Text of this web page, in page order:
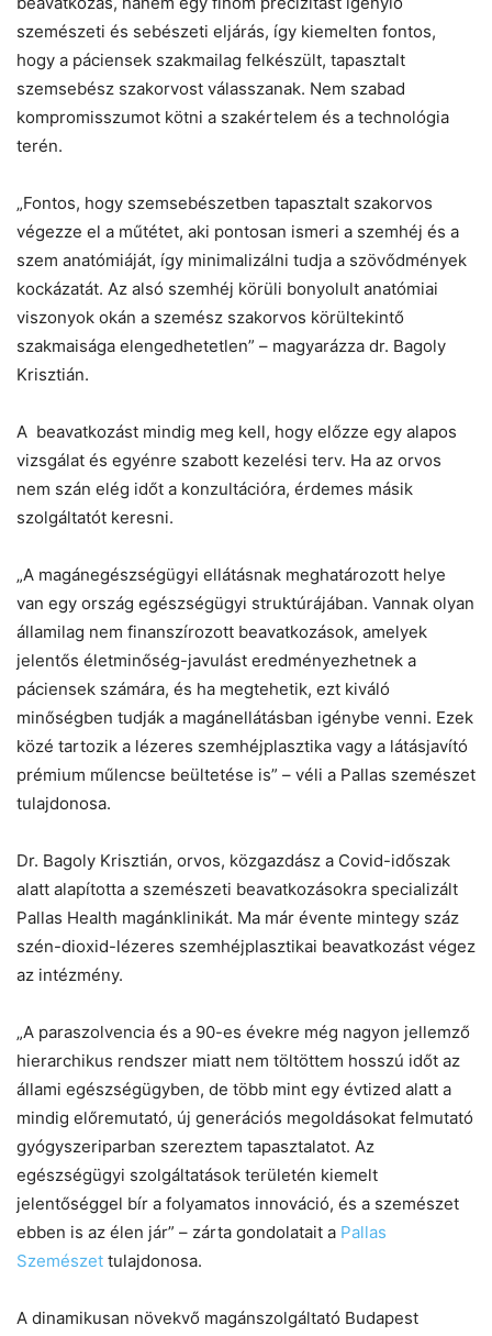
szemészeti és sebészeti eljárás, így kiemelten fontos,
hogy a páciensek szakmailag felkészült, tapasztalt
szemsebész szakorvost válasszanak. Nem szabad
kompromisszumot kötni a szakértelem és a technológia
terén.
„Fontos, hogy szemsebészetben tapasztalt szakorvos
végezze el a műtétet, aki pontosan ismeri a szemhéj és a
szem anatómiáját, így minimalizálni tudja a szövődmények
kockázatát. Az alsó szemhéj körüli bonyolult anatómiai
viszonyok okán a szemész szakorvos körültekintő
szakmaisága elengedhetetlen” – magyarázza dr. Bagoly
Krisztián.
A beavatkozást mindig meg kell, hogy előzze egy alapos
vizsgálat és egyénre szabott kezelési terv. Ha az orvos
nem szán elég időt a konzultációra, érdemes másik
szolgáltatót keresni.
„A magánegészségügyi ellátásnak meghatározott helye
van egy ország egészségügyi struktúrájában. Vannak olyan
államilag nem finanszírozott beavatkozások, amelyek
jelentős életminőség-javulást eredményezhetnek a
páciensek számára, és ha megtehetik, ezt kiváló
minőségben tudják a magánellátásban igénybe venni. Ezek
közé tartozik a lézeres szemhéjplasztika vagy a látásjavító
prémium műlencse beültetése is” – véli a Pallas szemészet
tulajdonosa.
Dr. Bagoly Krisztián, orvos, közgazdász a Covid-időszak
alatt alapította a szemészeti beavatkozásokra specializált
Pallas Health magánklinikát. Ma már évente mintegy száz
szén-dioxid-lézeres szemhéjplasztikai beavatkozást végez
az intézmény.
„A paraszolvencia és a 90-es évekre még nagyon jellemző
hierarchikus rendszer miatt nem töltöttem hosszú időt az
állami egészségügyben, de több mint egy évtized alatt a
mindig előremutató, új generációs megoldásokat felmutató
gyógyszeriparban szereztem tapasztalatot. Az
egészségügyi szolgáltatások területén kiemelt
jelentőséggel bír a folyamatos innováció, és a szemészet
ebben is az élen jár” – zárta gondolatait a Pallas
Szemészet tulajdonosa.
A dinamikusan növekvő magánszolgáltató Budapest